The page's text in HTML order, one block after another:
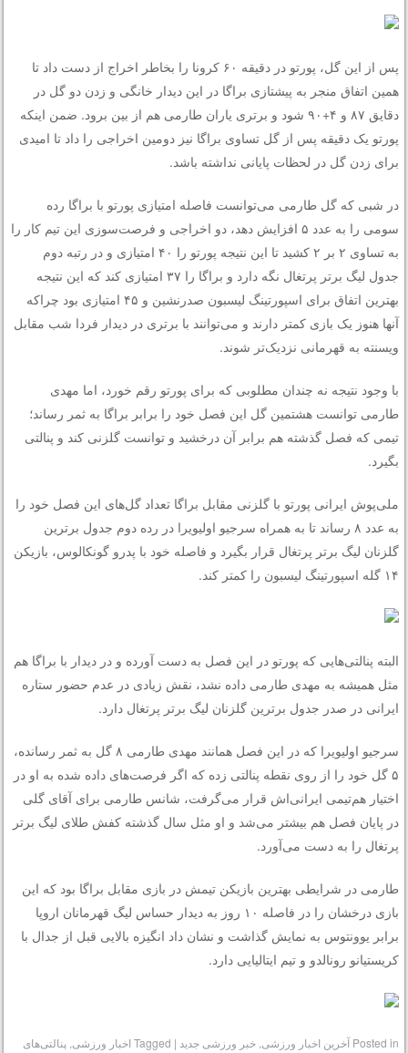
پس از این گل، پورتو در دقیقه ۶۰ کرونا را بخاطر اخراج از دست داد تا
همین اتفاق منجر به پیشتازی براگا در این دیدار خانگی و زدن دو گل در
دقایق ۸۷ و ۴+۹۰ شود و برتری یاران طارمی هم از بین برود. ضمن اینکه
پورتو یک دقیقه پس از گل تساوی براگا نیز دومین اخراجی را داد تا امیدی
برای زدن گل در لحظات پایانی نداشته باشد.
در شبی که گل طارمی می‌توانست فاصله امتیازی پورتو با براگا رده
سومی را به عدد ۵ افزایش دهد، دو اخراجی و فرصت‌سوزی این تیم کار را
به تساوی ۲ بر ۲ کشید تا این نتیجه پورتو را ۴۰ امتیازی و در رتبه دوم
جدول لیگ برتر پرتغال نگه دارد و براگا را ۳۷ امتیازی کند که این نتیجه
بهترین اتفاق برای اسپورتینگ لیسبون صدرنشین و ۴۵ امتیازی بود چراکه
آنها هنوز یک بازی کمتر دارند و می‌توانند با برتری در دیدار فردا شب مقابل
ویسنته به قهرمانی نزدیک‌تر شوند.
با وجود نتیجه نه چندان مطلوبی که برای پورتو رقم خورد، اما مهدی
طارمی توانست هشتمین گل این فصل خود را برابر براگا به ثمر رساند؛
تیمی که فصل گذشته هم برابر آن درخشید و توانست گلزنی کند و پنالتی
بگیرد.
ملی‌پوش ایرانی پورتو با گلزنی مقابل براگا تعداد گل‌های این فصل خود را
به عدد ۸ رساند تا به همراه سرجیو اولیویرا در رده دوم جدول برترین
گلزنان لیگ برتر پرتغال قرار بگیرد و فاصله خود با پدرو گونکالوس، بازیکن
۱۴ گله اسپورتینگ لیسبون را کمتر کند.
البته پنالتی‌هایی که پورتو در این فصل به دست آورده و در دیدار با براگا هم
مثل همیشه به مهدی طارمی داده نشد، نقش زیادی در عدم حضور ستاره
ایرانی در صدر جدول برترین گلزنان لیگ برتر پرتغال دارد.
سرجیو اولیویرا که در این فصل همانند مهدی طارمی ۸ گل به ثمر رسانده،
۵ گل خود را از روی نقطه پنالتی زده که اگر فرصت‌های داده شده به او در
اختیار هم‌تیمی ایرانی‌اش قرار می‌گرفت، شانس طارمی برای آقای گلی
در پایان فصل هم بیشتر می‌شد و او مثل سال گذشته کفش طلای لیگ برتر
پرتغال را به دست می‌آورد.
طارمی در شرایطی بهترین بازیکن تیمش در بازی مقابل براگا بود که این
بازی درخشان را در فاصله ۱۰ روز به دیدار حساس لیگ قهرمانان اروپا
برابر یوونتوس به نمایش گذاشت و نشان داد انگیزه بالایی قبل از جدال با
کریستیانو رونالدو و تیم ایتالیایی دارد.
Posted inآخرین اخبار ورزشی, خبر ورزشی جدید |
Taggedاخبار ورزشی, پنالتی‌های